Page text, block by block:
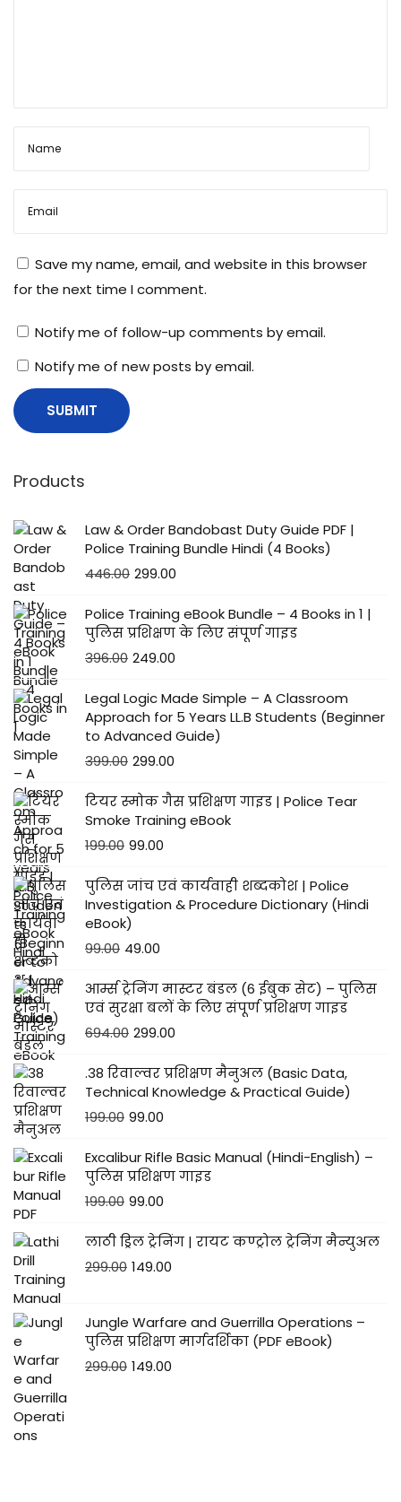
?
Save my name, email, and website in this browser
for the next time I comment.
Notify me of follow-up comments by email.
Notify me of new posts by email.
Products
Law & Order Bandobast Duty Guide PDF |
Police Training Bundle Hindi (4 Books)
446.00 299.00
Police Training eBook Bundle – 4 Books in 1 |
पुलिस प्रशिक्षण के लिए संपूर्ण गाइड
396.00 249.00
Legal Logic Made Simple – A Classroom
Approach for 5 Years LL.B Students (Beginner
to Advanced Guide)
399.00 299.00
टियर स्मोक गैस प्रशिक्षण गाइड | Police Tear
Smoke Training eBook
199.00 99.00
पुलिस जांच एवं कार्यवाही शब्दकोश | Police
Investigation & Procedure Dictionary (Hindi
eBook)
99.00 49.00
आर्म्स ट्रेनिंग मास्टर बंडल (6 ईबुक सेट) – पुलिस
एवं सुरक्षा बलों के लिए संपूर्ण प्रशिक्षण गाइड
694.00 299.00
.38 रिवाल्वर प्रशिक्षण मैनुअल (Basic Data,
Technical Knowledge & Practical Guide)
199.00 99.00
Excalibur Rifle Basic Manual (Hindi-English) –
पुलिस प्रशिक्षण गाइड
199.00 99.00
लाठी ड्रिल ट्रेनिंग | रायट कण्ट्रोल ट्रेनिंग मैन्युअल
299.00 149.00
Jungle Warfare and Guerrilla Operations –
पुलिस प्रशिक्षण मार्गदर्शिका (PDF eBook)
299.00 149.00